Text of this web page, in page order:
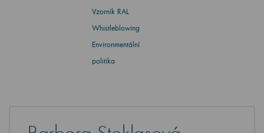
Vzorník RAL
Whistleblowing
Environmentální
politika